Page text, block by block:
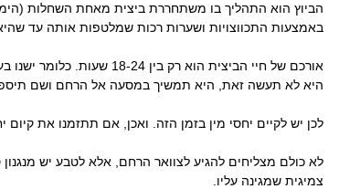
הביוץ הוא התהליך בו משתחררת ביצית מאחת השחלות
באמצעות התכווצויות ושערות רכות שמלטפות אותה עד
אורכם של חיי הביצית
היא לא תעשה זאת, היא תמשיך במסעה אל הרחם ושם תיספג
לכן יש לקיים יחסי מין בזמן הזה. ואכן, אם תתזמנו את קיום יחסי המין נכון, הגבר ישפוך
לא כולם מצליחים להגיע לצוואר הרחם, אלא לטבע יש מנגנון
צמיגית שמגינה עליו.